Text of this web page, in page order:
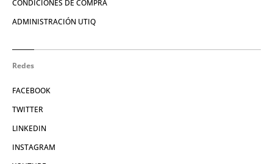
CONDICIONES DE COMPRA
ADMINISTRACIÓN UTIQ
Redes
FACEBOOK
TWITTER
LINKEDIN
INSTAGRAM